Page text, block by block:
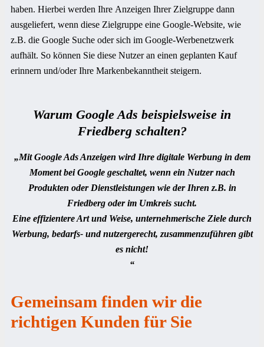
haben. Hierbei werden Ihre Anzeigen Ihrer Zielgruppe dann
ausgeliefert, wenn diese Zielgruppe eine Google-Website, wie
z.B. die Google Suche oder sich im Google-Werbenetzwerk
aufhält. So können Sie diese Nutzer an einen geplanten Kauf
erinnern und/oder Ihre Markenbekanntheit steigern.
Warum Google Ads beispielsweise in
Friedbergschalten?
„Mit Google Ads Anzeigen wird Ihre digitale Werbung in dem
Moment bei Google geschaltet, wenn ein Nutzer nach
Produkten oder Dienstleistungen wie der Ihren z.B. in
Friedberg oder im Umkreis sucht.
Eine effizientere Art und Weise, unternehmerische Ziele durch
Werbung, bedarfs- und nutzergerecht, zusammenzuführen gibt
es nicht!
“
Gemeinsam finden wir die
richtigen Kunden für Sie